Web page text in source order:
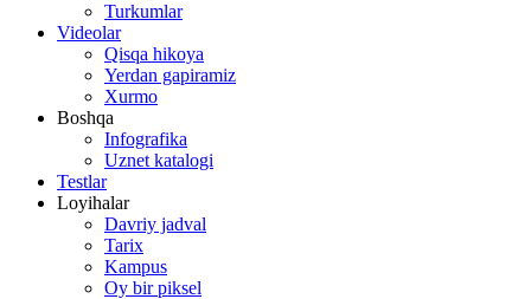
Turkumlar
Videolar
Qisqa hikoya
Yerdan gapiramiz
Xurmo
Boshqa
Infografika
Uznet katalogi
Testlar
Loyihalar
Davriy jadval
Tarix
Kampus
Oy bir piksel